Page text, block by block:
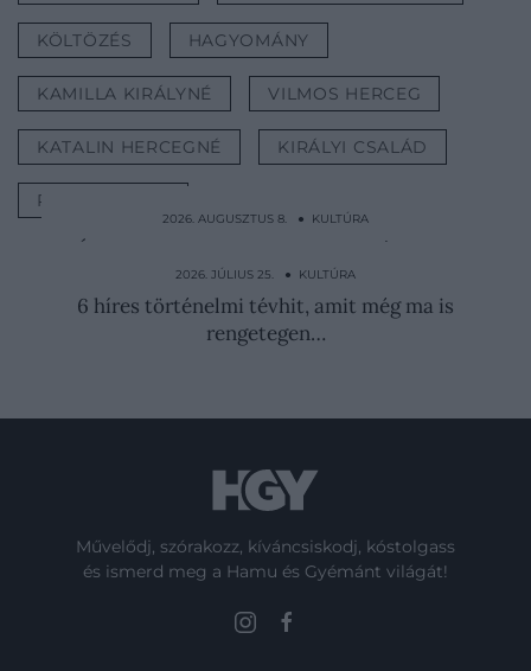
KÖLTÖZÉS HAGYOMÁNY
KAMILLA KIRÁLYNÉ VILMOS HERCEG
KATALIN HERCEGNÉ KIRÁLYI CSALÁD
ROYAL FAMILY
2026. AUGUSZTUS 8. ● KULTÚRA
Éhség, kannibalizmus és boszorkányok: a
Jancsi és Juliska…
2026. JÚLIUS 25. ● KULTÚRA
6 híres történelmi tévhit, amit még ma is
rengetegen…
Művelődj, szórakozz, kíváncsiskodj, kóstolgass
és ismerd meg a Hamu és Gyémánt világát!